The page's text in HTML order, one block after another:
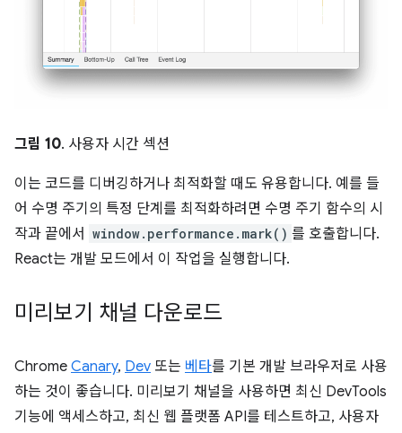
그림 10. 사용자 시간 섹션
이는 코드를 디버깅하거나 최적화할 때도 유용합니다. 예를 들
어 수명 주기의 특정 단계를 최적화하려면 수명 주기 함수의 시
작과 끝에서 window.performance.mark() 를 호출합니다.
React는 개발 모드에서 이 작업을 실행합니다.
미리보기 채널 다운로드
Chrome Canary, Dev 또는 베타를 기본 개발 브라우저로 사용
하는 것이 좋습니다. 미리보기 채널을 사용하면 최신 DevTools
기능에 액세스하고, 최신 웹 플랫폼 API를 테스트하고, 사용자